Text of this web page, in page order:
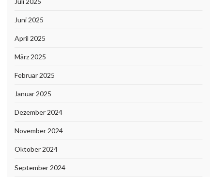
Juni 2025
April 2025
März 2025
Februar 2025
Januar 2025
Dezember 2024
November 2024
Oktober 2024
September 2024